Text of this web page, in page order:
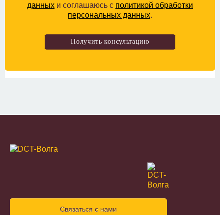
данных и соглашаюсь с политикой обработки
персональных данных.
Связаться с нами